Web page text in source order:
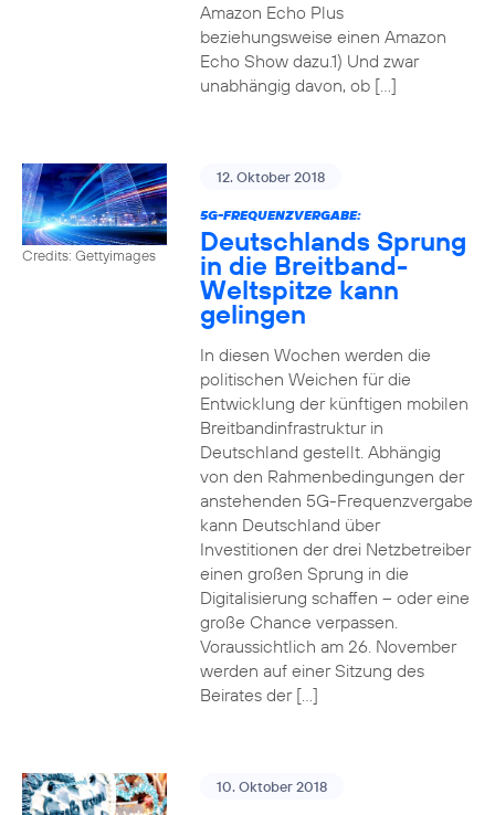
Amazon Echo Plus
beziehungsweise einen Amazon
Echo Show dazu.1) Und zwar
unabhängig davon, ob […]
Credits: Gettyimages
12. Oktober 2018
5G-FREQUENZVERGABE:
Deutschlands Sprung
in die Breitband-
Weltspitze kann
gelingen
In diesen Wochen werden die
politischen Weichen für die
Entwicklung der künftigen mobilen
Breitbandinfrastruktur in
Deutschland gestellt. Abhängig
von den Rahmenbedingungen der
anstehenden 5G-Frequenzvergabe
kann Deutschland über
Investitionen der drei Netzbetreiber
einen großen Sprung in die
Digitalisierung schaffen – oder eine
große Chance verpassen.
Voraussichtlich am 26. November
werden auf einer Sitzung des
Beirates der […]
10. Oktober 2018